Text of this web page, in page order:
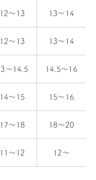
12〜13 13〜14
12〜13 13〜14
〜14.5 14.5〜16
14〜15 15〜16
17〜18 18〜20
11〜12 12〜